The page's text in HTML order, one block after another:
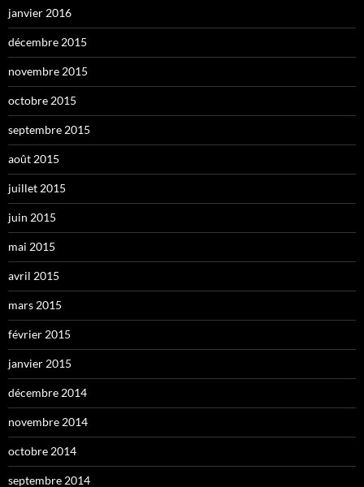
janvier 2016
décembre 2015
novembre 2015
octobre 2015
septembre 2015
août 2015
juillet 2015
juin 2015
mai 2015
avril 2015
mars 2015
février 2015
janvier 2015
décembre 2014
novembre 2014
octobre 2014
septembre 2014